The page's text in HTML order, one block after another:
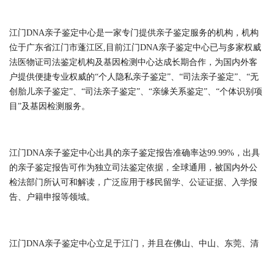
江门DNA亲子鉴定中心是一家专门提供亲子鉴定服务的机构，机构
位于广东省江门市蓬江区,目前江门DNA亲子鉴定中心已与多家权威
法医物证司法鉴定机构及基因检测中心达成长期合作，为国内外客
户提供便捷专业权威的“个人隐私亲子鉴定”、“司法亲子鉴定”、“无
创胎儿亲子鉴定”、“司法亲子鉴定”、“亲缘关系鉴定”、“个体识别项
目”及基因检测服务。
江门DNA亲子鉴定中心出具的亲子鉴定报告准确率达99.99%，出具
的亲子鉴定报告可作为独立司法鉴定依据，全球通用，被国内外公
检法部门所认可和解读，广泛应用于移民留学、公证证据、入学报
告、户籍申报等领域。
江门DNA亲子鉴定中心立足于江门，并且在佛山、中山、东莞、清